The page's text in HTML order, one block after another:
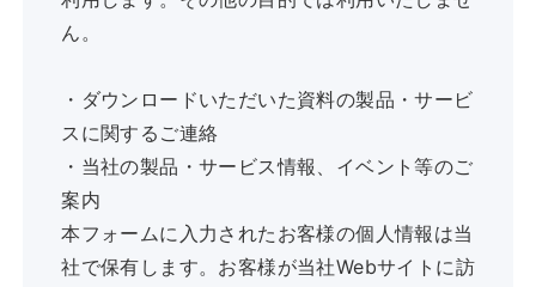
ん。
・ダウンロードいただいた資料の製品・サービ
スに関するご連絡
・当社の製品・サービス情報、イベント等のご
案内
本フォームに入力されたお客様の個人情報は当
社で保有します。お客様が当社Webサイトに訪